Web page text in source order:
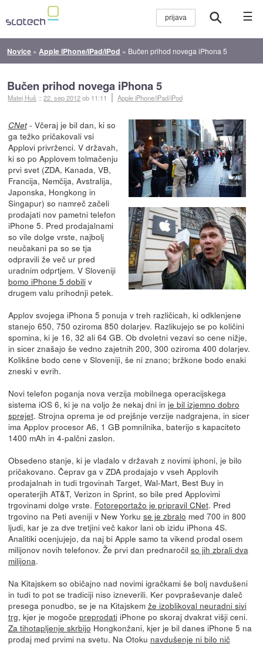
☰
Novice » Apple iPhone/iPad/iPod » Bučen prihod novega iPhona 5
Bučen prihod novega iPhona 5
Matej Huš ::22. sep 2012ob 11:11 Apple iPhone/iPad/iPod
CNet- Včeraj je bil dan, ki so
ga težko pričakovali vsi
Applovi privrženci. V državah,
ki so po Applovem tolmačenju
prvi svet (ZDA, Kanada, VB,
Francija, Nemčija, Avstralija,
Japonska, Hongkong in
Singapur) so namreč začeli
prodajati nov pametni telefon
iPhone 5. Pred prodajalnami
so vile dolge vrste, najbolj
neučakani pa so se tja
odpravili že več ur pred
uradnim odprtjem. V Sloveniji
bomo iPhone 5 dobiliv
drugem valu prihodnji petek.
Applov svojega iPhona 5 ponuja v treh različicah, ki odklenjene
stanejo 650, 750 oziroma 850 dolarjev. Razlikujejo se po količini
spomina, ki je 16, 32 ali 64 GB. Ob dvoletni vezavi so cene nižje,
in sicer znašajo še vedno zajetnih 200, 300 oziroma 400 dolarjev.
Kolikšne bodo cene v Sloveniji, še ni znano; bržkone bodo enaki
zneski v evrih.
Novi telefon poganja nova verzija mobilnega operacijskega
sistema iOS 6, ki je na voljo že nekaj dni in je bil izjemno dobro
sprejet. Strojna oprema je od prejšnje verzije nadgrajena, in sicer
ima Applov procesor A6, 1 GB pomnilnika, baterijo s kapaciteto
1400 mAh in 4-palčni zaslon.
Obsedeno stanje, ki je vladalo v državah z novimi iphoni, je bilo
pričakovano. Čeprav ga v ZDA prodajajo v vseh Applovih
prodajalnah in tudi trgovinah Target, Wal-Mart, Best Buy in
operaterjih AT&T, Verizon in Sprint, so bile pred Applovimi
trgovinami dolge vrste. Fotoreportažo je pripravil CNet. Pred
trgovino na Peti aveniji v New Yorku se je zbralo med 700 in 800
ljudi, kar je za dve tretjini več kakor lani ob izidu iPhona 4S.
Analitiki ocenjujejo, da naj bi Apple samo ta vikend prodal osem
milijonov novih telefonov. Že prvi dan prednaročil so jih zbrali dva
milijona.
Na Kitajskem so običajno nad novimi igračkami še bolj navdušeni
in tudi to pot se tradiciji niso izneverili. Ker povpraševanje daleč
presega ponudbo, se je na Kitajskem že izoblikoval neuradni sivi
trg, kjer je mogoče preprodatiiPhone po skoraj dvakrat višji ceni.
Za tihotapljenje skrbijo Hongkonžani, kjer je bil danes iPhone 5 na
prodaj med prvimi na svetu. Na Otoku navdušenje ni bilo nič